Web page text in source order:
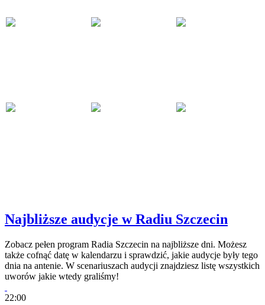
Najbliższe audycje w Radiu Szczecin
Zobacz pełen program Radia Szczecin na najbliższe dni. Możesz
także cofnąć datę w kalendarzu i sprawdzić, jakie audycje były tego
dnia na antenie. W scenariuszach audycji znajdziesz listę wszystkich
uworów jakie wtedy graliśmy!
22:00